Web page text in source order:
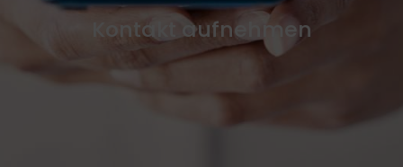
Kontakt aufnehmen